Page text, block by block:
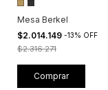
Mesa Berkel
$2.014.149 -13% OFF
$2.316.271
Comprar